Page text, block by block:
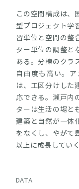
この空間構成は、
型プロジェクト学
習単位と空間の整
ター単位の調整と
ある。分棟のクラ
自由度も高い。
は、工区分けした
応できる。瀬戸内
ターは生活の場と
建築と自然が一体
をなくし、やがて
以上に成長してい
DATA